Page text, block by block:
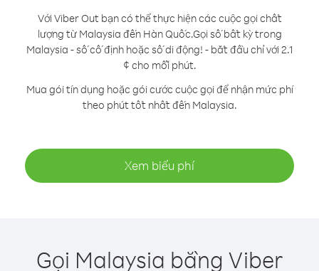
Với Viber Out bạn có thể thực hiện các cuộc gọi chất
lượng từ Malaysia đến Hàn Quốc.Gọi số bất kỳ trong
Malaysia - số cố định hoặc số di động! - bắt đầu chỉ với 2.1
¢ cho mỗi phút.
Mua gói tín dụng hoặc gói cước cuộc gọi để nhận mức phí
theo phút tốt nhất đến Malaysia.
Xem biểu phí
Gọi Malaysia bằng Viber